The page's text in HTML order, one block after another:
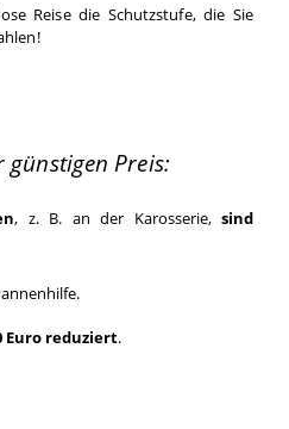
Reise die Schutzstufe, die Sie
günstigen Preis:
, z. B. an der Karosserie, sind
Euro reduziert.